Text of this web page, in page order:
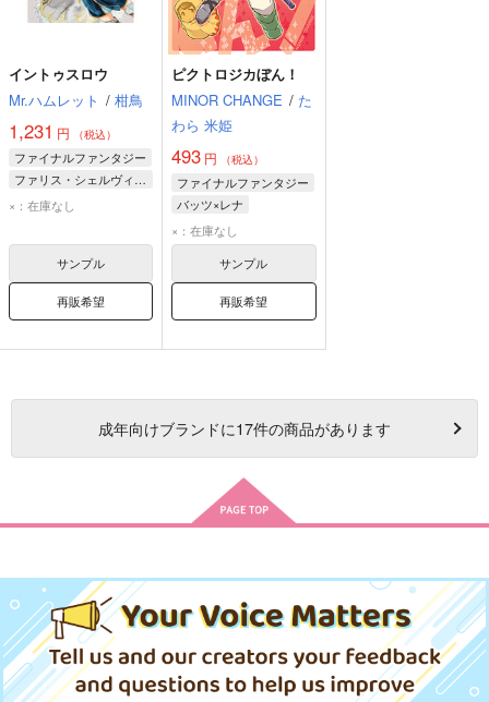
イントゥスロウ
Mr.ハムレット / 柑鳥
1,231 円 （税込）
ファイナルファンタジー
ファリス・シェルヴィッツ
バッツ・クラウザー
×：在庫なし
サンプル
再販希望
ピクトロジカぼん！
MINOR CHANGE / た
わら 米姫
493 円 （税込）
ファイナルファンタジー
バッツ×レナ
バッツ・クラウザー
レナ・シャルロット・タイクーン
×：在庫なし
サンプル
再販希望
成年向けブランドに17件の商品があります